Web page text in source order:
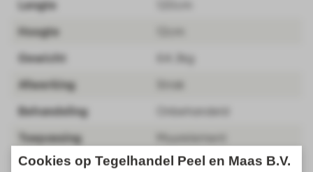
Lengte
Hoogte
Gewicht
64.3kg
Afwerking
Strak
Behandeling
Onbehandeld
Toepassing
Muurelement
Materiaal
Beton
Cookies op Tegelhandel Peel en Maas B.V.